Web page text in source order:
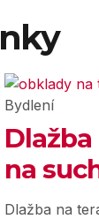
Bydlení
na
Dlažba na